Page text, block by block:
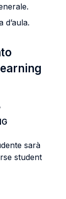
sarà
student